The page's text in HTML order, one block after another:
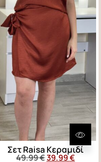
Σετ Raisa Κεραμιδί
49.99€39.99€